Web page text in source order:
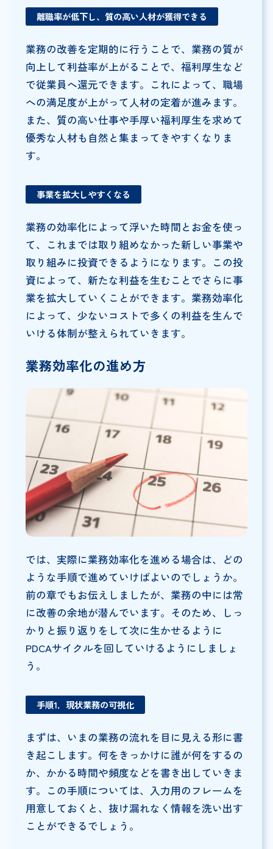
離職率が低下し、質の高い人材が獲得できる
業務の改善を定期的に行うことで、業務の質が
向上して利益率が上がることで、福利厚生など
で従業員へ還元できます。これによって、職場
への満足度が上がって人材の定着が進みます。
また、質の高い仕事や手厚い福利厚生を求めて
優秀な人材も自然と集まってきやすくなりま
す。
事業を拡大しやすくなる
業務の効率化によって浮いた時間とお金を使っ
て、これまでは取り組めなかった新しい事業や
取り組みに投資できるようになります。この投
資によって、新たな利益を生むことでさらに事
業を拡大していくことができます。業務効率化
によって、少ないコストで多くの利益を生んで
いける体制が整えられていきます。
業務効率化の進め方
では、実際に業務効率化を進める場合は、どの
ような手順で進めていけばよいのでしょうか。
前の章でもお伝えしましたが、業務の中には常
に改善の余地が潜んでいます。そのため、しっ
かりと振り返りをして次に生かせるように
PDCAサイクルを回していけるようにしましょ
う。
手順1．現状業務の可視化
まずは、いまの業務の流れを目に見える形に書
き起こします。何をきっかけに誰が何をするの
か、かかる時間や頻度などを書き出していきま
す。この手順については、入力用のフレームを
用意しておくと、抜け漏れなく情報を洗い出す
ことができるでしょう。